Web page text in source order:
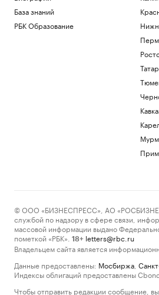
База знаний
РБК Образование
© ООО «БИЗНЕСПРЕСС», АО
службой по надзору в сфере связи,
массовой информации выдано
пометкой «РБК».
18+ letters@rbc.ru
Владельцем сайта является
Данные предоставлены: Мосбиржа
Индексы облигаций предоставлены
Чтобы отправить редакции сообщение,